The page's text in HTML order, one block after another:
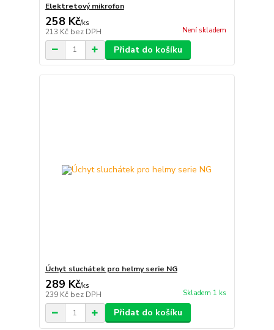
Elektretový mikrofon
258 Kč/ks
213 Kč bez DPH Není skladem
Přidat do košíku
Úchyt sluchátek pro helmy serie NG
289 Kč/ks
239 Kč bez DPH Skladem 1 ks
Přidat do košíku